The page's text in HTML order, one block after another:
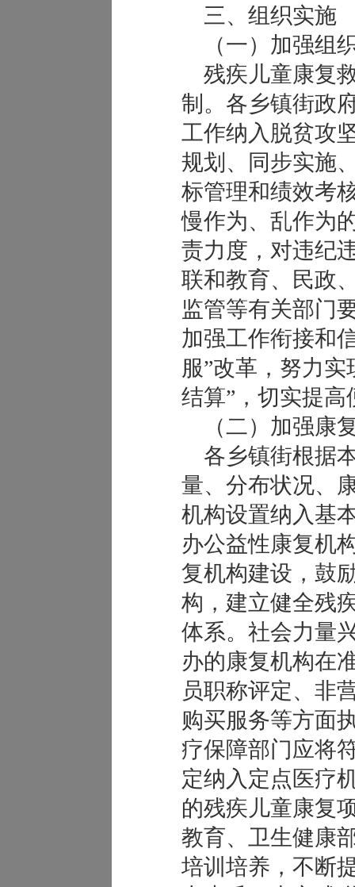
三、组织实施
（一）加强组
残疾儿童康复
制。各乡镇街政
工作纳入脱贫攻
规划、同步实施
标管理和绩效考
慢作为、乱作为
责力度，对违纪
联和教育、民政
监管等有关部门
加强工作衔接和
服”改革，努力实
结算”，切实提
（二）加强康
各乡镇街根据
量、分布状况、
机构设置纳入基
办公益性康复机
复机构建设，鼓
构，建立健全残
体系。社会力量
办的康复机构在
员职称评定、非
购买服务等方面
疗保障部门应将
定纳入定点医疗
的残疾儿童康复
教育、卫生健康
培训培养，不断